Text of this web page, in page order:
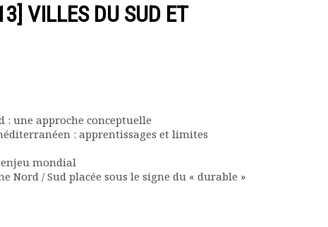
VILLES DU SUD ET
: une approche conceptuelle
: apprentissages et limites
mondial
Nord / Sud placée sous le signe du « durable »